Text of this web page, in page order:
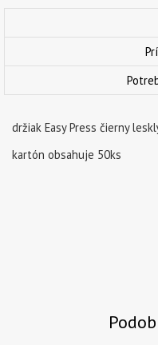
držiak Easy Press čierny
kartón obsahuje 50ks